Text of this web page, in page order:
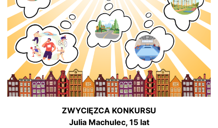
ZWYCIĘZCA KONKURSU
Julia Machulec, 15 lat